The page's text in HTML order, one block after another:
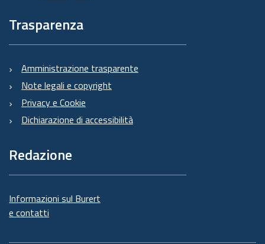
Trasparenza
Amministrazione trasparente
Note legali e copyright
Privacy e Cookie
Dichiarazione di accessibilità
Redazione
Informazioni sul Burert
e contatti